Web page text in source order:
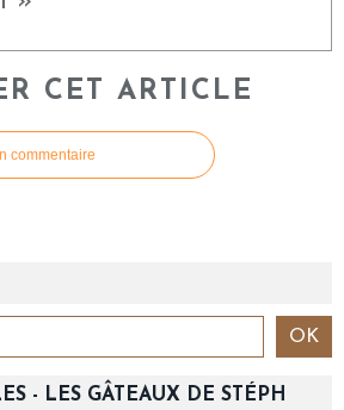
CET ARTICLE
commentaire
- LES GÂTEAUX DE STÉPH